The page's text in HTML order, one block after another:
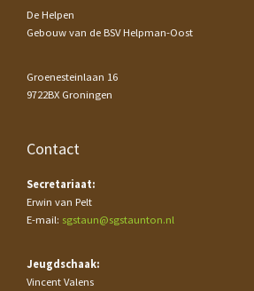
De Helpen
Gebouw van de BSV Helpman-Oost
Groenesteinlaan 16
9722BX Groningen
Contact
Secretariaat:
Erwin van Pelt
E-mail: sgstaun@sgstaunton.nl
Jeugdschaak:
Vincent Valens